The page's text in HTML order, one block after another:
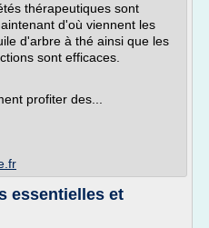
thérapeutiques sont
d'où viennent les
d'arbre à thé ainsi que les
sont efficaces.
profiter des...
essentielles et